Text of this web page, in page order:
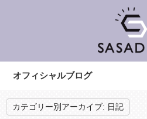
オフィシャルブログ
カテゴリー別アーカイブ: 日記